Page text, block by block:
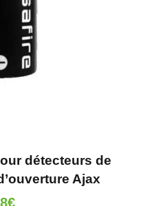
détecteurs de
Ajax
€